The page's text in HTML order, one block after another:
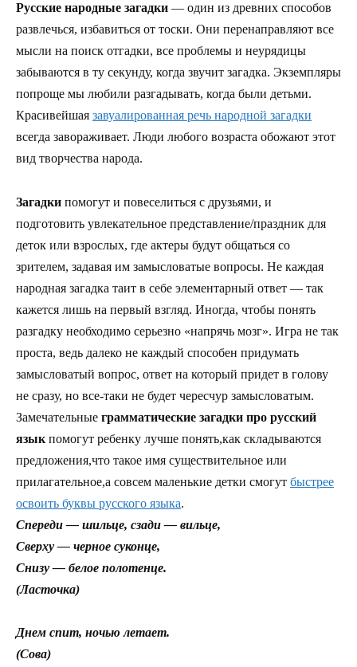
Русские народные загадки — один из древних способов
развлечься, избавиться от тоски. Они перенаправляют все
мысли на поиск отгадки, все проблемы и неурядицы
забываются в ту секунду, когда звучит загадка. Экземпляры
попроще мы любили разгадывать, когда были детьми.
Красивейшая завуалированная речь народной загадки
всегда завораживает. Люди любого возраста обожают этот
вид творчества народа.
Загадки помогут и повеселиться с друзьями, и
подготовить увлекательное представление/праздник для
деток или взрослых, где актеры будут общаться со
зрителем, задавая им замысловатые вопросы. Не каждая
народная загадка таит в себе элементарный ответ — так
кажется лишь на первый взгляд. Иногда, чтобы понять
разгадку необходимо серьезно «напрячь мозг». Игра не так
проста, ведь далеко не каждый способен придумать
замысловатый вопрос, ответ на который придет в голову
не сразу, но все-таки не будет чересчур замысловатым.
Замечательные грамматические загадки про русский
язык помогут ребенку лучше понять,как складываются
предложения,что такое имя существительное или
прилагательное,а совсем маленькие детки смогут быстрее
освоить буквы русского языка.
Спереди — шильце, сзади — вильце,
Сверху — черное суконце,
Снизу — белое полотенце.
(Ласточка)
Днем спит, ночью летает.
(Сова)